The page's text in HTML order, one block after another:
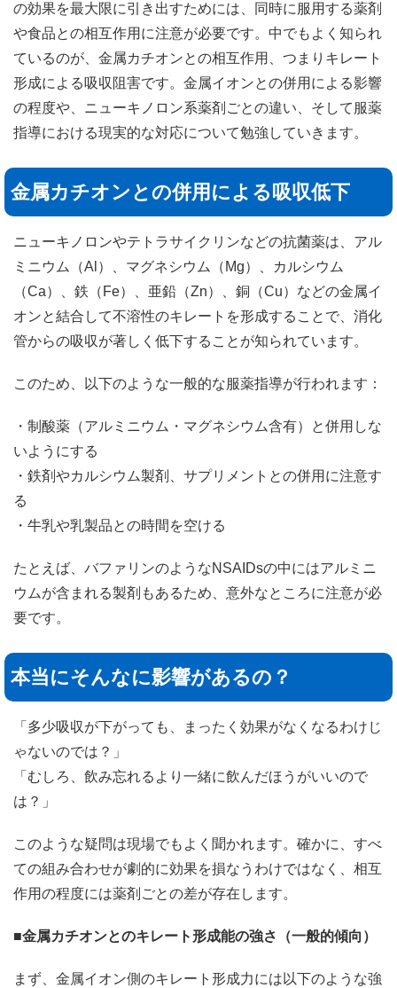
の効果を最大限に引き出すためには、同時に服用する薬剤
や食品との相互作用に注意が必要です。中でもよく知られ
ているのが、金属カチオンとの相互作用、つまりキレート
形成による吸収阻害です。金属イオンとの併用による影響
の程度や、ニューキノロン系薬剤ごとの違い、そして服薬
指導における現実的な対応について勉強していきます。
金属カチオンとの併用による吸収低下
ニューキノロンやテトラサイクリンなどの抗菌薬は、アル
ミニウム（Al）、マグネシウム（Mg）、カルシウム
（Ca）、鉄（Fe）、亜鉛（Zn）、銅（Cu）などの金属イ
オンと結合して不溶性のキレートを形成することで、消化
管からの吸収が著しく低下することが知られています。
このため、以下のような一般的な服薬指導が行われます：
・制酸薬（アルミニウム・マグネシウム含有）と併用しな
いようにする
・鉄剤やカルシウム製剤、サプリメントとの併用に注意す
る
・牛乳や乳製品との時間を空ける
たとえば、バファリンのようなNSAIDsの中にはアルミニ
ウムが含まれる製剤もあるため、意外なところに注意が必
要です。
本当にそんなに影響があるの？
「多少吸収が下がっても、まったく効果がなくなるわけじ
ゃないのでは？」
「むしろ、飲み忘れるより一緒に飲んだほうがいいので
は？」
このような疑問は現場でもよく聞かれます。確かに、すべ
ての組み合わせが劇的に効果を損なうわけではなく、相互
作用の程度には薬剤ごとの差が存在します。
■金属カチオンとのキレート形成能の強さ（一般的傾向）
まず、金属イオン側のキレート形成力には以下のような強